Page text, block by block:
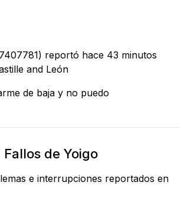
reportó hace 43 minutos
and León
de baja y no puedo
de Yoigo
e interrupciones reportados en